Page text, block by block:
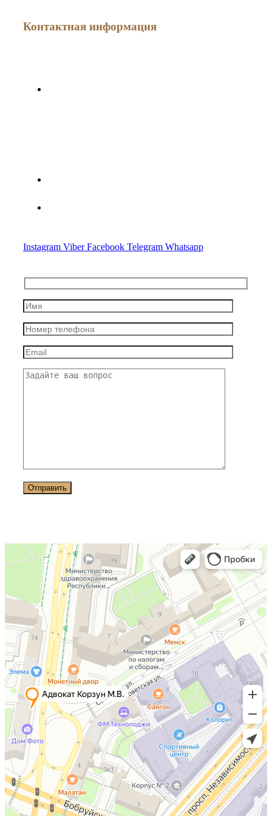
Контактная информация
Instagram Viber Facebook Telegram Whatsapp